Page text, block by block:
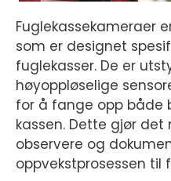
Fuglekassekameraer
som er designet
fuglekasser. De er
høyoppløselige
for å fange opp både
kassen. Dette gjør det
observere og
oppvekstprosessen